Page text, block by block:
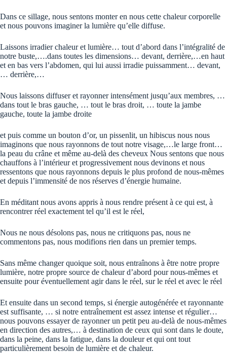
Dans ce sillage, nous sentons monter en nous cette chaleur corporelle
et nous pouvons imaginer la lumière qu’elle diffuse.
Laissons irradier chaleur et lumière… tout d’abord dans l’intégralité de
notre buste,….dans toutes les dimensions… devant, derrière,…en haut
et en bas vers l’abdomen, qui lui aussi irradie puissamment… devant,
… derrière,…
Nous laissons diffuser et rayonner intensément jusqu’aux membres, …
dans tout le bras gauche, … tout le bras droit, … toute la jambe
gauche, toute la jambe droite
et puis comme un bouton d’or, un pissenlit, un hibiscus nous nous
imaginons que nous rayonnons de tout notre visage,…le large front…
la peau du crâne et même au-delà des cheveux Nous sentons que nous
chauffons à l’intérieur et progressivement nous devinons et nous
ressentons que nous rayonnons depuis le plus profond de nous-mêmes
et depuis l’immensité de nos réserves d’énergie humaine.
En méditant nous avons appris à nous rendre présent à ce qui est, à
rencontrer réel exactement tel qu’il est le réel,
Nous ne nous désolons pas, nous ne critiquons pas, nous ne
commentons pas, nous modifions rien dans un premier temps.
Sans même changer quoique soit, nous entraînons à être notre propre
lumière, notre propre source de chaleur d’abord pour nous-mêmes et
ensuite pour éventuellement agir dans le réel, sur le réel et avec le réel
Et ensuite dans un second temps, si énergie autogénérée et rayonnante
est suffisante, … si notre entraînement est assez intense et régulier…
nous pouvons essayer de rayonner un petit peu au-delà de nous-mêmes
en direction des autres,… à destination de ceux qui sont dans le doute,
dans la peine, dans la fatigue, dans la douleur et qui ont tout
particulièrement besoin de lumière et de chaleur.